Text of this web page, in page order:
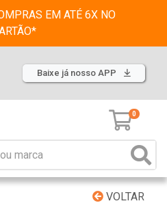
EM ATÉ 6X NO
Baixe já nosso APP
0
VOLTAR